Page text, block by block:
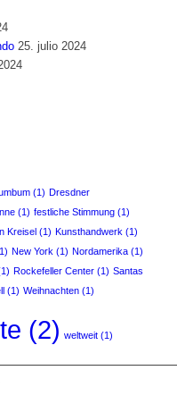
25. julio 2024
(1) Dresdner
(1) festliche Stimmung(1)
Kreisel(1) Kunsthandwerk (1)
New York (1) Nordamerika(1)
Rockefeller Center(1) Santas
(1) Weihnachten(1)
(2) weltweit(1)